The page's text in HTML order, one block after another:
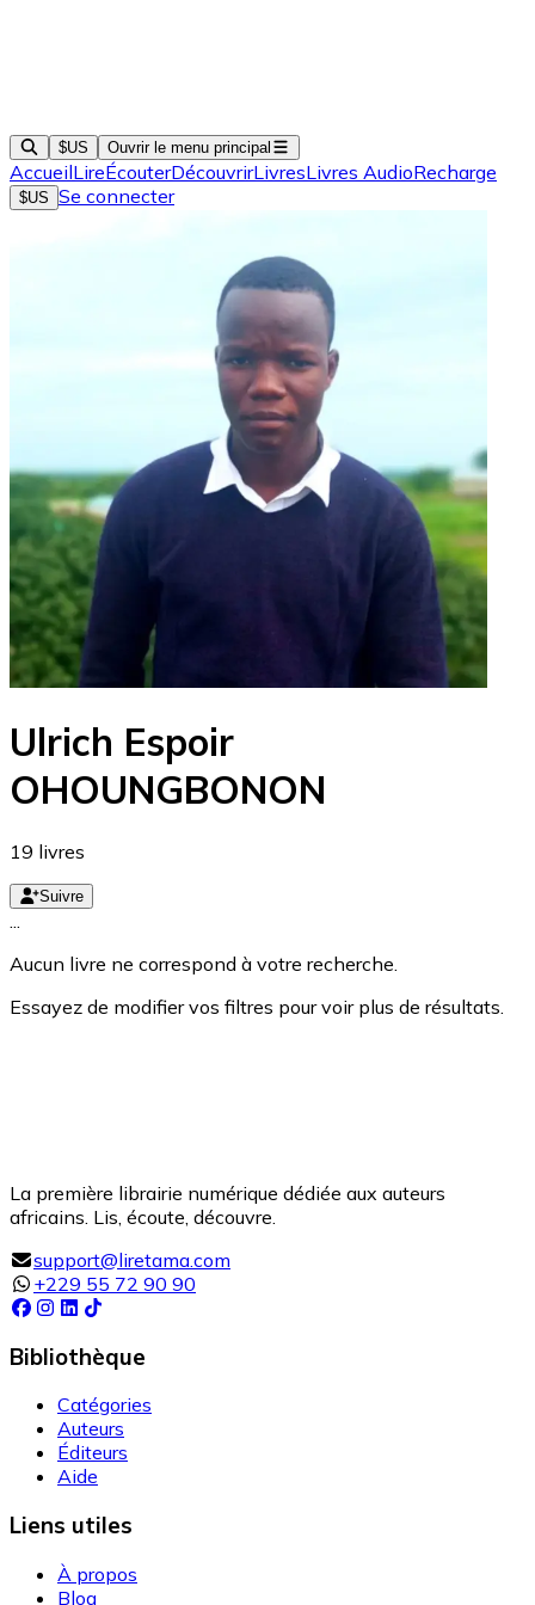
$US Ouvrir le menu principal
AccueilLireÉcouterDécouvrirLivresLivres AudioRecharge
$US Se connecter
Ulrich Espoir
OHOUNGBONON
19 livres
Suivre
Aucun livre ne correspond à votre recherche.
Essayez de modifier vos filtres pour voir plus de résultats.
La première librairie numérique dédiée aux auteurs
africains. Lis, écoute, découvre.
support@liretama.com
+229 55 72 90 90
Bibliothèque
Catégories
Auteurs
Éditeurs
Aide
Liens utiles
À propos
Blog